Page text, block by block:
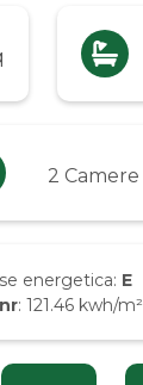
2 Camere
energetica: E
: 121.46 kwh/m²